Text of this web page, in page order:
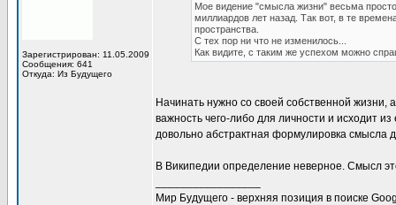
Зарегистрирован: 11.05.2009
Сообщения: 641
Откуда: Из Будущего
Мое видение "смысла жизни" весьма
миллиардов лет назад. Так вот, в те
пространства.
С тех пор ни что не изменилось...
Как видите, с таким же успехом можно
Начинать нужно со своей собственной
важность чего-либо для личности и исходит
довольно абстрактная формулировка смысла
В Википедии определение неверное. Смысл
Мир Будущего - верхняя позиция в поиске